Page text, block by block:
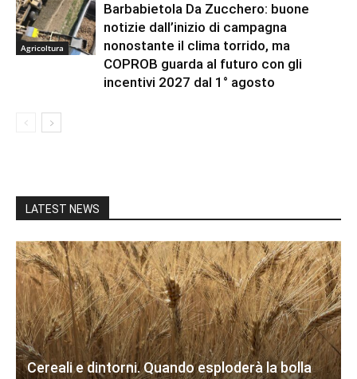
Agricoltura
Barbabietola Da Zucchero: buone
notizie dall’inizio di campagna
nonostante il clima torrido, ma
COPROB guarda al futuro con gli
incentivi 2027 dal 1° agosto
LATEST NEWS
Cereali e dintorni. Quando esploderà la bolla